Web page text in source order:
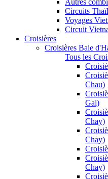
Autres
Circuits
Voyages
Circuit
Croisières
Croisières Baie
Tous les
Chau)
Gai)
Chay)
Chay)
Chay)